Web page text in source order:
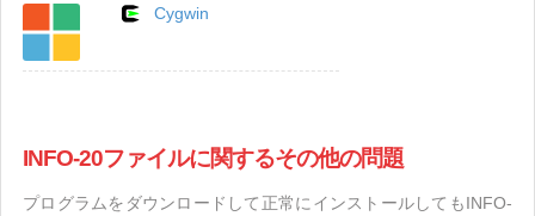
Cygwin
INFO-20ファイルに関するその他の問題
プログラムをダウンロードして正常にインストールしてもINFO-